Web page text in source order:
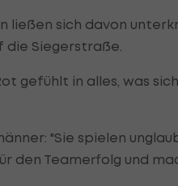
ließen sich davon
die Siegerstraße.
gefühlt in alles, was
"Sie spielen
den Teamerfolg und